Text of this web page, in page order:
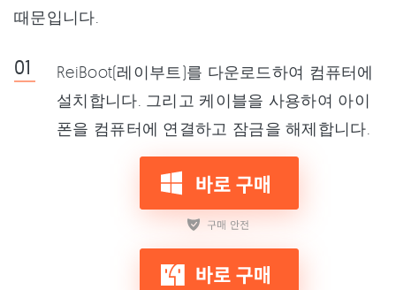
때문입니다.
ReiBoot(레이부트)를 다운로드하여 컴퓨터에
설치합니다. 그리고 케이블을 사용하여 아이
폰을 컴퓨터에 연결하고 잠금을 해제합니다.